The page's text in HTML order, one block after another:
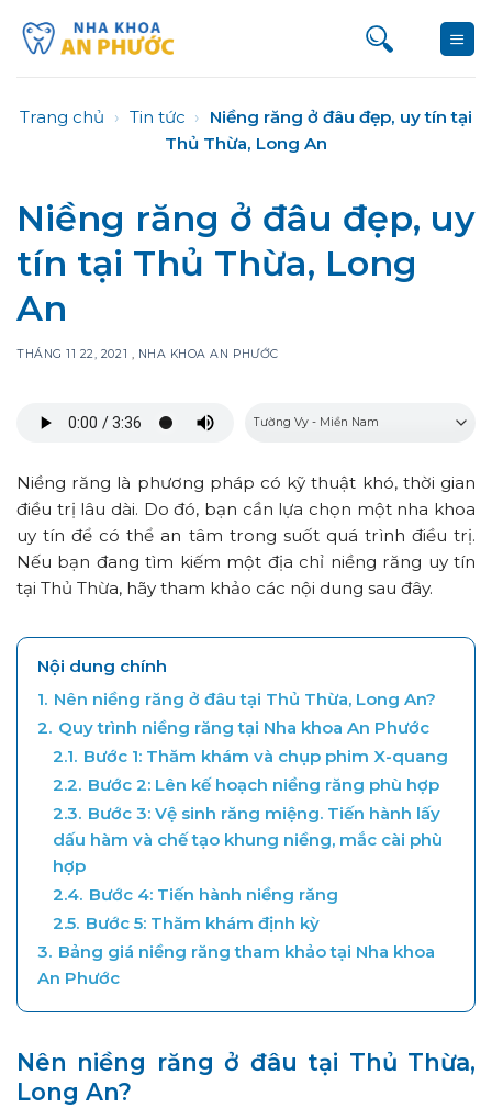
qua
Trang chủ › Tin tức › Niềng răng ở đâu đẹp, uy tín tại
Thủ Thừa, Long An
Niềng răng ở đâu đẹp, uy
tín tại Thủ Thừa, Long
An
THÁNG 11 22, 2021 , NHA KHOA AN PHƯỚC
Niềng răng là phương pháp có kỹ thuật khó, thời gian
điều trị lâu dài. Do đó, bạn cần lựa chọn một nha khoa
uy tín để có thể an tâm trong suốt quá trình điều trị.
Nếu bạn đang tìm kiếm một địa chỉ niềng răng uy tín
tại Thủ Thừa, hãy tham khảo các nội dung sau đây.
Nội dung chính
1. Nên niềng răng ở đâu tại Thủ Thừa, Long An?
2. Quy trình niềng răng tại Nha khoa An Phước
2.1. Bước 1: Thăm khám và chụp phim X-quang
2.2. Bước 2: Lên kế hoạch niềng răng phù hợp
2.3. Bước 3: Vệ sinh răng miệng. Tiến hành lấy
dấu hàm và chế tạo khung niềng, mắc cài phù
hợp
2.4. Bước 4: Tiến hành niềng răng
2.5. Bước 5: Thăm khám định kỳ
3. Bảng giá niềng răng tham khảo tại Nha khoa
An Phước
Nên niềng răng ở đâu tại Thủ Thừa,
Long An?